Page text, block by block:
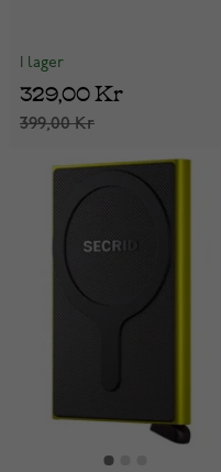
I lager
399,00 Kr
329,00 Kr